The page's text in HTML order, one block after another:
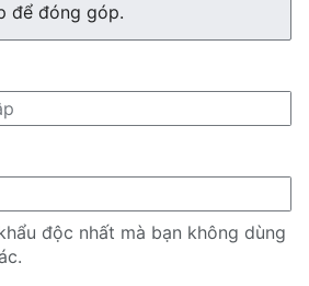
để đóng góp.
độc nhất mà bạn không dùng